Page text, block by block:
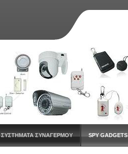
ΣΥΣΤΗΜΑΤΑ ΣΥΝΑΓΕΡΜΟΥ SPY GADGETS